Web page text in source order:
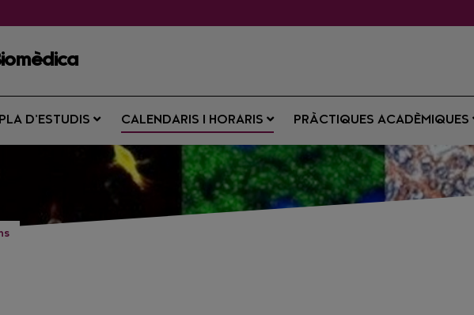
PLA D’ESTUDIS CALENDARIS I HORARIS PRÀCTIQUES ACADÈMIQUES